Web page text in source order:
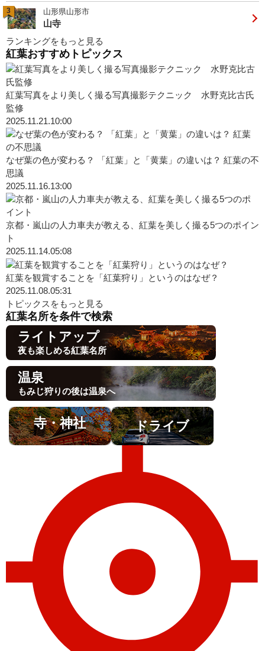
3 山形県山形市
山寺
ランキングをもっと見る
紅葉おすすめトピックス
紅葉写真をより美しく撮る写真撮影テクニック 水野克比古氏
監修
2025.11.21.10:00
なぜ葉の色が変わる？ 「紅葉」と「黄葉」の違いは？ 紅葉の不
思議
2025.11.16.13:00
京都・嵐山の人力車夫が教える、紅葉を美しく撮る5つのポイン
ト
2025.11.14.05:08
紅葉を観賞することを「紅葉狩り」というのはなぜ？
2025.11.08.05:31
トピックスをもっと見る
紅葉名所を条件で検索
ライトアップ
夜も楽しめる紅葉名所
温泉
もみじ狩りの後は温泉へ
寺・神社 ドライブ